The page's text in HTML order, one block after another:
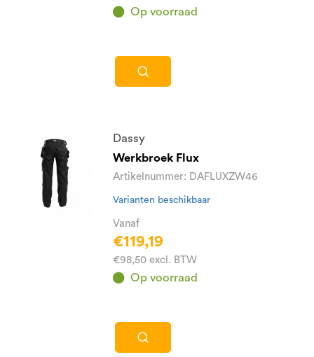
Op voorraad
Dassy
Werkbroek Flux
Artikelnummer: DAFLUXZW46
Varianten beschikbaar
Vanaf
€119,19
€98,50 excl. BTW
Op voorraad